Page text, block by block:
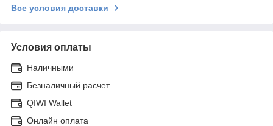
Все условия доставки
Условия оплаты
Наличными
Безналичный расчет
QIWI Wallet
Онлайн оплата